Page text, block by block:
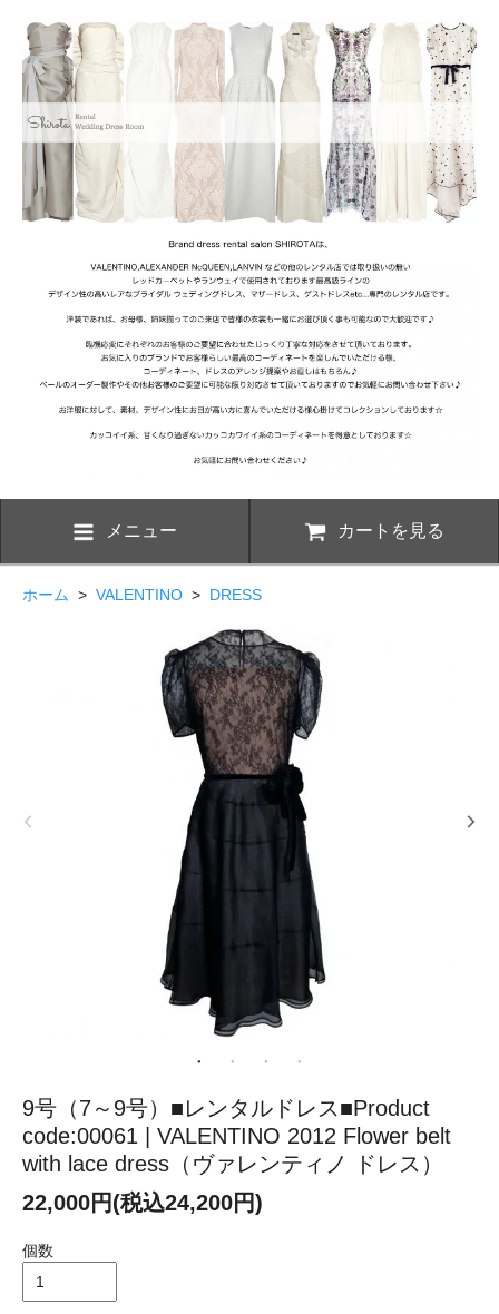
メニュー カートを見る
ホーム > VALENTINO > DRESS
9号（7～9号）■レンタルドレス■Product
code:00061 | VALENTINO 2012 Flower belt
with lace dress（ヴァレンティノ ドレス）
22,000円(税込24,200円)
個数